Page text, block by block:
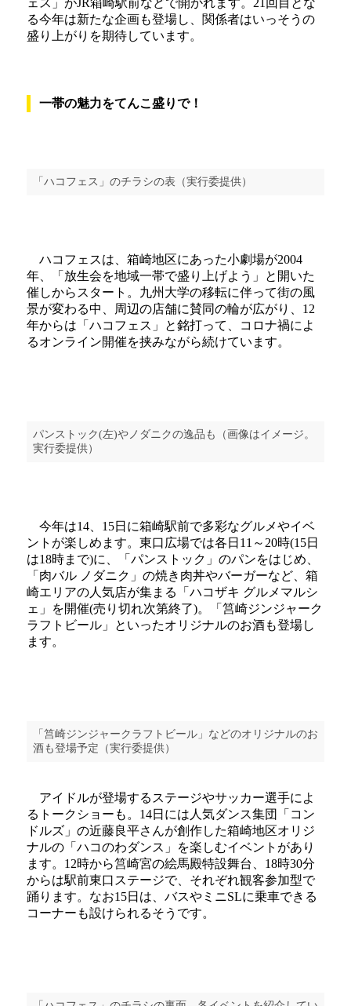
ェス」がJR箱崎駅前などで開かれます。21回目とな
る今年は新たな企画も登場し、関係者はいっそうの
盛り上がりを期待しています。
一帯の魅力をてんこ盛りで！
「ハコフェス」のチラシの表（実行委提供）
ハコフェスは、箱崎地区にあった小劇場が2004
年、「放生会を地域一帯で盛り上げよう」と開いた
催しからスタート。九州大学の移転に伴って街の風
景が変わる中、周辺の店舗に賛同の輪が広がり、12
年からは「ハコフェス」と銘打って、コロナ禍によ
るオンライン開催を挟みながら続けています。
パンストック(左)やノダニクの逸品も（画像はイメージ。
実行委提供）
今年は14、15日に箱崎駅前で多彩なグルメやイベ
ントが楽しめます。東口広場では各日11～20時(15日
は18時まで)に、「パンストック」のパンをはじめ、
「肉バル ノダニク」の焼き肉丼やバーガーなど、箱
崎エリアの人気店が集まる「ハコザキ グルメマルシ
ェ」を開催(売り切れ次第終了)。「筥崎ジンジャーク
ラフトビール」といったオリジナルのお酒も登場し
ます。
「筥崎ジンジャークラフトビール」などのオリジナルのお
酒も登場予定（実行委提供）
アイドルが登場するステージやサッカー選手によ
るトークショーも。14日には人気ダンス集団「コン
ドルズ」の近藤良平さんが創作した箱崎地区オリジ
ナルの「ハコのわダンス」を楽しむイベントがあり
ます。12時から筥崎宮の絵馬殿特設舞台、18時30分
からは駅前東口ステージで、それぞれ観客参加型で
踊ります。なお15日は、バスやミニSLに乗車できる
コーナーも設けられるそうです。